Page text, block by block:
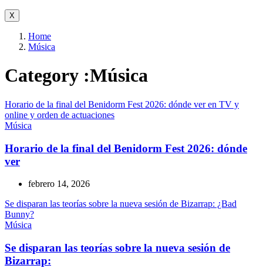
X
Home
Música
Category :Música
Horario de la final del Benidorm Fest 2026: dónde ver en TV y
online y orden de actuaciones
Música
Horario de la final del Benidorm Fest 2026: dónde
ver
febrero 14, 2026
Se disparan las teorías sobre la nueva sesión de Bizarrap: ¿Bad
Bunny?
Música
Se disparan las teorías sobre la nueva sesión de
Bizarrap: